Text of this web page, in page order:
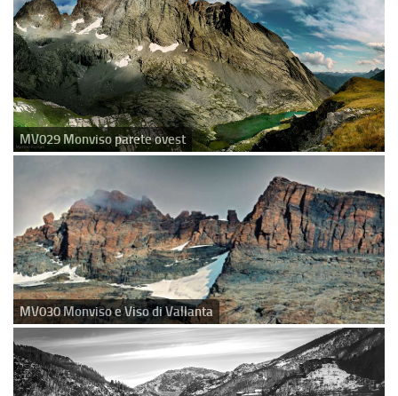
MV029 Monviso parete ovest
MV030 Monviso e Viso di Vallanta